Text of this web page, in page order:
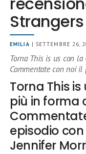
Strangers
EMILIA | SETTEMBRE 26,
Torna This is us con
Commentate con noi
Torna This
più in forma
episodio
Jennifer